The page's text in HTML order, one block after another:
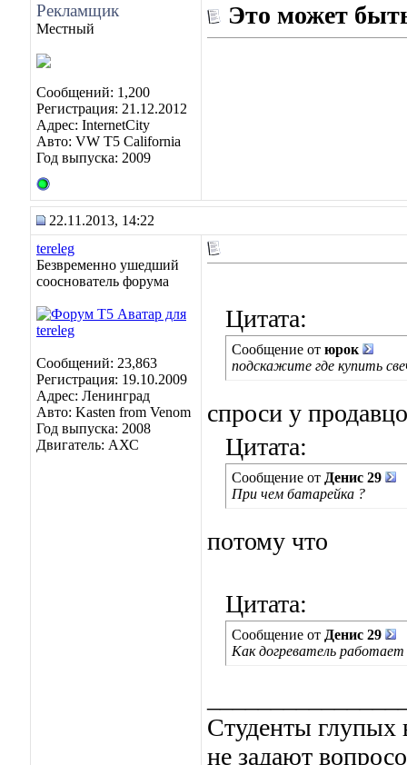
Рекламщик
Местный
Сообщений: 1,200
Регистрация: 21.12.2012
Адрес: InternetCity
Авто: VW T5 California
Год выпуска: 2009
Это может
22.11.2013, 14:22
tereleg
Безвременно ушедший
сооснователь форума
Сообщений: 23,863
Регистрация: 19.10.2009
Адрес: Ленинград
Авто: Kasten from Venom
Год выпуска: 2008
Двигатель: АХС
Цитата:
Сообщение от юрок
подскажите где купить
спроси у
Цитата:
Сообщение от Денис 29
При чем батарейка ?
потому что
Цитата:
Сообщение от Денис 29
Как догреватель
Студенты глупых
не задают